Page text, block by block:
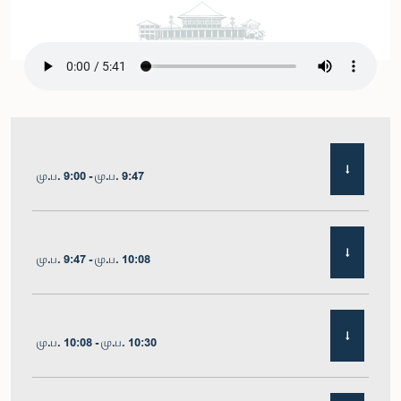
மு.ப. 9:00 - மு.ப. 9:47
மு.ப. 9:47 - மு.ப. 10:08
மு.ப. 10:08 - மு.ப. 10:30